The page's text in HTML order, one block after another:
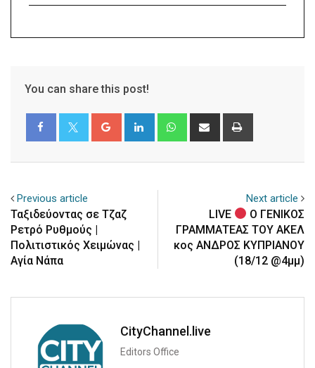
You can share this post!
Google+ LinkedIn WhatsappShare
Previous article
Ταξιδεύοντας σε Τζαζ
Ρετρό Ρυθμούς |
Πολιτιστικός Χειμώνας |
Αγία Νάπα
Next article
LIVE
Ο ΓΕΝΙΚΟΣ
ΓΡΑΜΜΑΤΕΑΣ ΤΟΥ ΑΚΕΛ
κος ΑΝΔΡΟΣ ΚΥΠΡΙΑΝΟΥ
(18/12 @4μμ)
CityChannel.live
Editors Office